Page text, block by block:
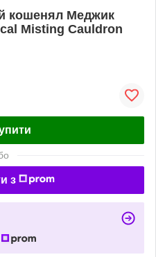
кошенял Меджик
Misting Cauldron
з